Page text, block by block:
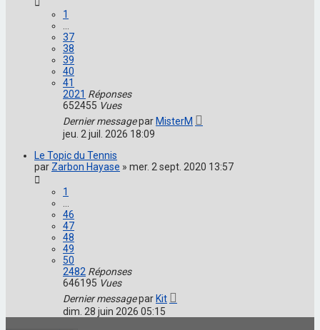
1
37
38
39
40
41
2021 Réponses
652455 Vues
Dernier messageparMisterM
jeu. 2 juil. 2026 18:09
Le Topic du Tennis
par Zarbon Hayase » mer. 2 sept. 2020 13:57
1
46
47
48
49
50
2482 Réponses
646195 Vues
Dernier messageparKit
dim. 28 juin 2026 05:15